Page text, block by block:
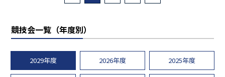
競技会一覧（年度別）
2029年度 2026年度 2025年度